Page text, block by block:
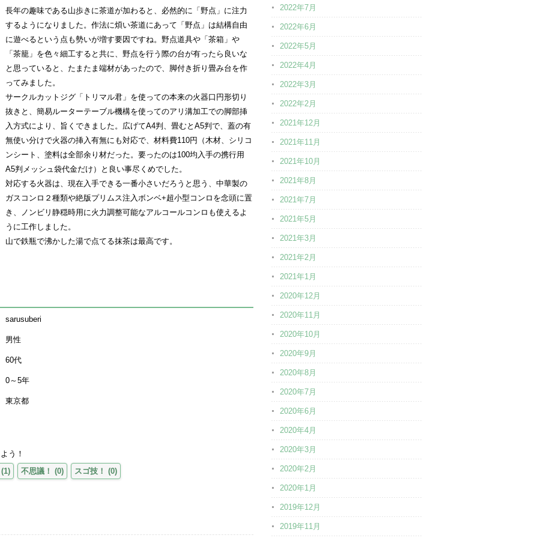
長年の趣味である山歩きに茶道が加わると、必然的に「野点」に注力
するようになりました。作法に煩い茶道にあって「野点」は結構自由
に遊べるという点も勢いが増す要因ですね。野点道具や「茶箱」や
「茶籠」を色々細工すると共に、野点を行う際の台が有ったら良いな
と思っていると、たまたま端材があったので、脚付き折り畳み台を作
ってみました。
サークルカットジグ「トリマル君」を使っての本来の火器口円形切り
抜きと、簡易ルーターテーブル機構を使ってのアリ溝加工での脚部挿
入方式により、旨くできました。広げてA4判、畳むとA5判で、蓋の有
無使い分けで火器の挿入有無にも対応で、材料費110円（木材、シリコ
ンシート、塗料は全部余り材だった。要ったのは100均入手の携行用
A5判メッシュ袋代金だけ）と良い事尽くめでした。
対応する火器は、現在入手できる一番小さいだろうと思う、中華製の
ガスコンロ２種類や絶版プリムス注入ボンベ+超小型コンロを念頭に置
き、ノンビリ静穏時用に火力調整可能なアルコールコンロも使えるよ
うに工作しました。
山で鉄瓶で沸かした湯で点てる抹茶は最高です。
sarusuberi
男性
60代
0～5年
東京都
う！
(1) 不思議！ (0) スゴ技！ (0)
2022年7月
2022年6月
2022年5月
2022年4月
2022年3月
2022年2月
2021年12月
2021年11月
2021年10月
2021年8月
2021年7月
2021年5月
2021年3月
2021年2月
2021年1月
2020年12月
2020年11月
2020年10月
2020年9月
2020年8月
2020年7月
2020年6月
2020年4月
2020年3月
2020年2月
2020年1月
2019年12月
2019年11月